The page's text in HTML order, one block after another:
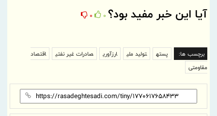
آیا این خبر مفید بود؟ 0
0
برچسب ها: پسته تولید ملی ارزآوری صادرات غیر نفتی
اقتصاد
مقاومتی